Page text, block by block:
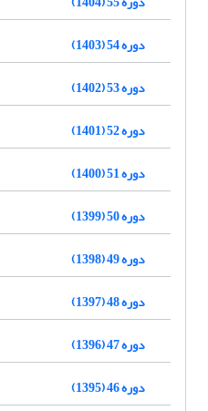
دوره 54 (1403)
دوره 53 (1402)
دوره 52 (1401)
دوره 51 (1400)
دوره 50 (1399)
دوره 49 (1398)
دوره 48 (1397)
دوره 47 (1396)
دوره 46 (1395)